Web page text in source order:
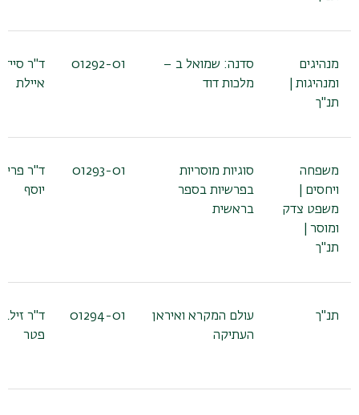
מנהיגים
ומנהיגות |
תנ"ך
סדנה: שמואל ב –
מלכות דוד
01292-01
ד"ר
איילת
משפחה
ויחסים |
משפט צדק
ומוסר |
תנ"ך
סוגיות מוסריות
בפרשיות בספר
בראשית
01293-01
ד"ר
יוסף
תנ"ך
עולם המקרא ואיראן
העתיקה
01294-01
ד"ר
פטר